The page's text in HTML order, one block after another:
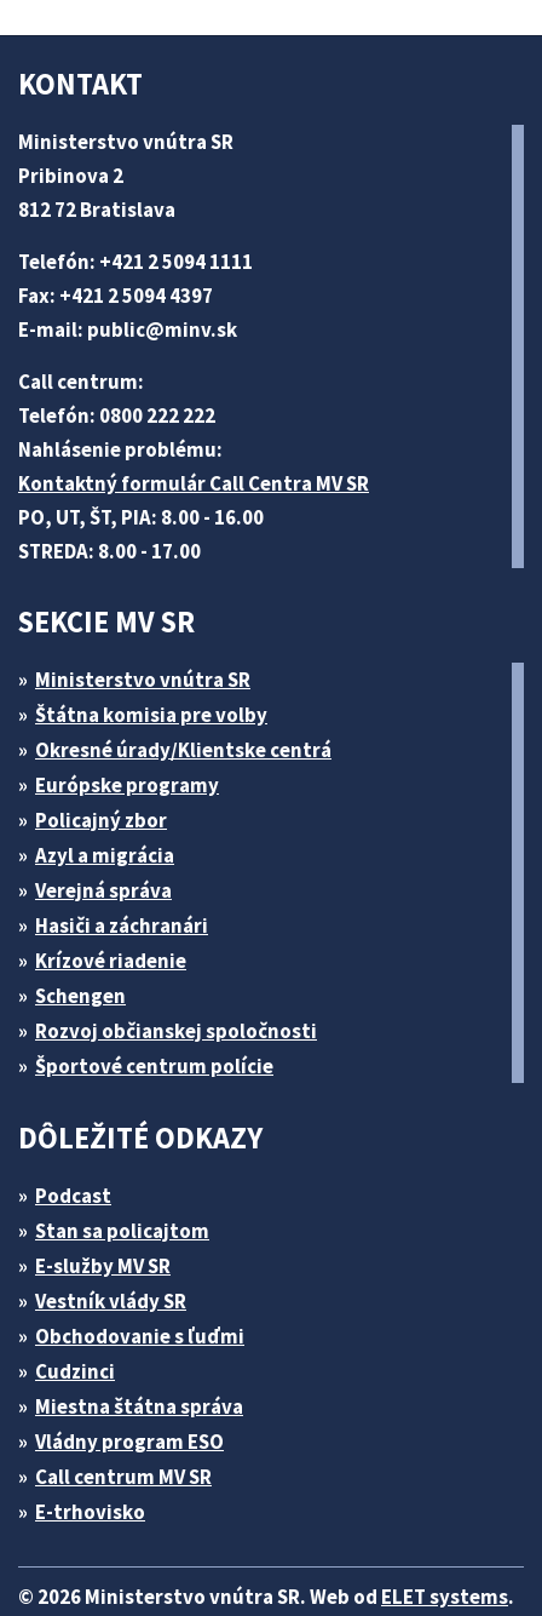
KONTAKT
Ministerstvo vnútra SR
Pribinova 2
812 72 Bratislava
Telefón: +421 2 5094 1111
Fax: +421 2 5094 4397
E-mail: public@minv.sk
Call centrum:
Telefón: 0800 222 222
Nahlásenie problému:
Kontaktný formulár Call Centra MV SR
PO, UT, ŠT, PIA: 8.00 - 16.00
STREDA: 8.00 - 17.00
SEKCIE MV SR
Ministerstvo vnútra SR
Štátna komisia pre volby
Okresné úrady/Klientske centrá
Európske programy
Policajný zbor
Azyl a migrácia
Verejná správa
Hasiči a záchranári
Krízové riadenie
Schengen
Rozvoj občianskej spoločnosti
Športové centrum polície
DÔLEŽITÉ ODKAZY
Podcast
Stan sa policajtom
E-služby MV SR
Vestník vlády SR
Obchodovanie s ľuďmi
Cudzinci
Miestna štátna správa
Vládny program ESO
Call centrum MV SR
E-trhovisko
© 2026 Ministerstvo vnútra SR. Web od ELET systems.